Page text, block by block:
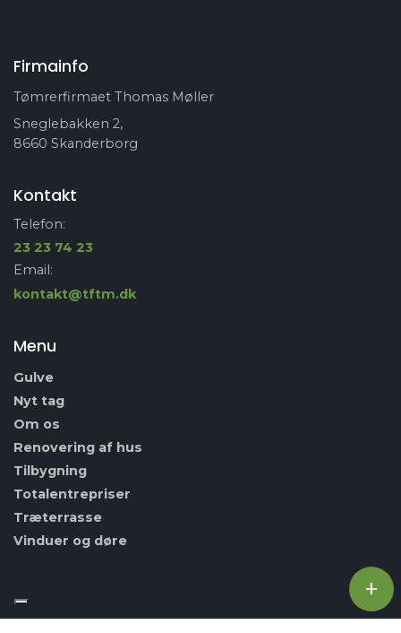
Firmainfo
Tømrerfirmaet Thomas Møller
Sneglebakken 2,
8660 Skanderborg
Kontakt
Telefon:
23 23 74 23
Email:
kontakt@tftm.dk
Menu
Gulve
Nyt tag
Om os
Renovering af hus
Tilbygning
Totalentrepriser
Træterrasse
Vinduer og døre
+
Privatlivspolitik